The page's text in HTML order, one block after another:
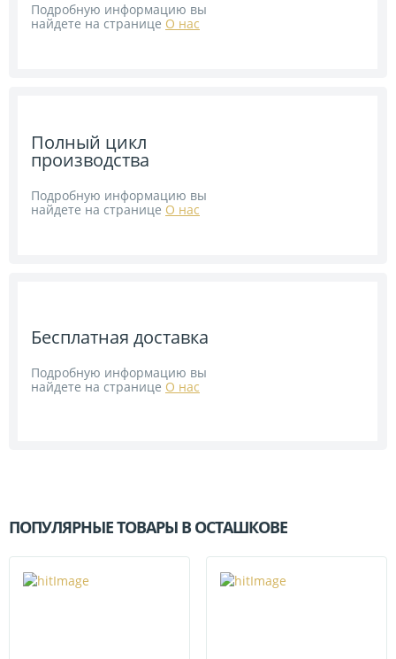
Подробную информацию вы
найдете на странице О нас
Полный цикл
производства
Подробную информацию вы
найдете на странице О нас
Бесплатная доставка
Подробную информацию вы
найдете на странице О нас
ПОПУЛЯРНЫЕ ТОВАРЫ В ОСТАШКОВЕ